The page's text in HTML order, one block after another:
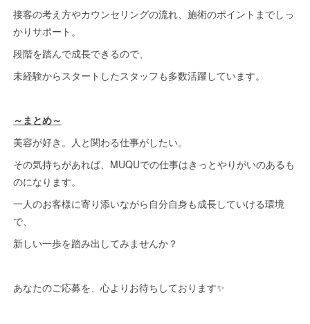
接客の考え方やカウンセリングの流れ、施術のポイントまでしっ
かりサポート。
段階を踏んで成長できるので、
未経験からスタートしたスタッフも多数活躍しています。
～まとめ～
美容が好き。人と関わる仕事がしたい。
その気持ちがあれば、MUQUでの仕事はきっとやりがいのあるも
のになります。
一人のお客様に寄り添いながら自分自身も成長していける環境
で、
新しい一歩を踏み出してみませんか？
あなたのご応募を、心よりお待ちしております✨